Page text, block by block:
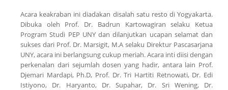
Acara keakraban ini diadakan disalah satu resto di Yogyakarta.
Dibuka oleh Prof. Dr. Badrun Kartowagiran selaku Ketua
Program Studi PEP UNY dan dilanjutkan ucapan selamat dan
sukses dari Prof. Dr. Marsigit, M.A selaku Direktur Pascasarjana
UNY, acara ini berlangsung cukup meriah. Acara inti diisi dengan
perkenalan dari sejumlah dosen yang hadir, antara lain Prof.
Djemari Mardapi, Ph.D, Prof. Dr. Tri Hartiti Retnowati, Dr. Edi
Istiyono, Dr. Haryanto, Dr. Supahar, Dr. Sri Wening, Dr.